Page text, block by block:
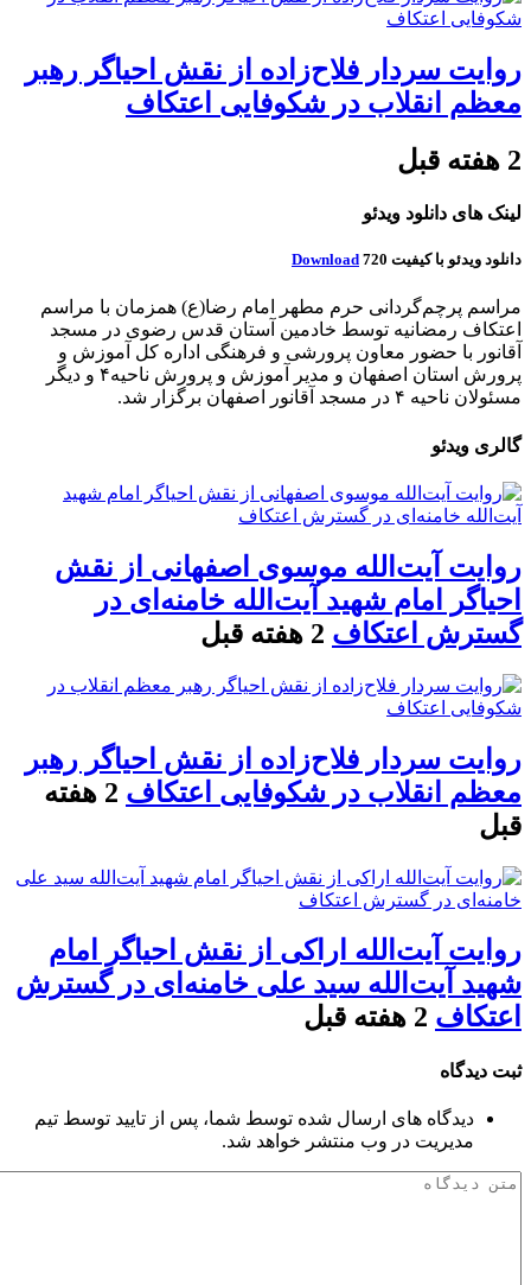
روایت سردار فلاح‌زاده از نقش احیاگر رهبر
معظم انقلاب در شکوفایی اعتکاف
2 هفته قبل
لینک های دانلود ویدئو
دانلود ویدئو با کیفیت 720 Download
مراسم پرچم‌گردانی حرم مطهر امام رضا(ع) همزمان با مراسم
اعتکاف رمضانیه توسط خادمین آستان قدس رضوی در مسجد
آقانور با حضور معاون پرورشی و فرهنگی اداره کل آموزش و
پرورش استان اصفهان و مدیر آموزش و پرورش ناحیه۴ و دیگر
مسئولان ناحیه ۴ در مسجد آقانور اصفهان برگزار شد.
گالری ویدئو
روایت آیت‌الله موسوی اصفهانی از نقش
احیاگر امام شهید آیت‌الله خامنه‌ای در
گسترش اعتکاف 2 هفته قبل
روایت سردار فلاح‌زاده از نقش احیاگر رهبر
معظم انقلاب در شکوفایی اعتکاف
2 هفته
قبل
روایت آیت‌الله اراکی از نقش احیاگر امام
شهید آیت‌الله سید علی خامنه‌ای در گسترش
اعتکاف 2 هفته قبل
ثبت دیدگاه
دیدگاه های ارسال شده توسط شما، پس از تایید توسط تیم
مدیریت در وب منتشر خواهد شد.